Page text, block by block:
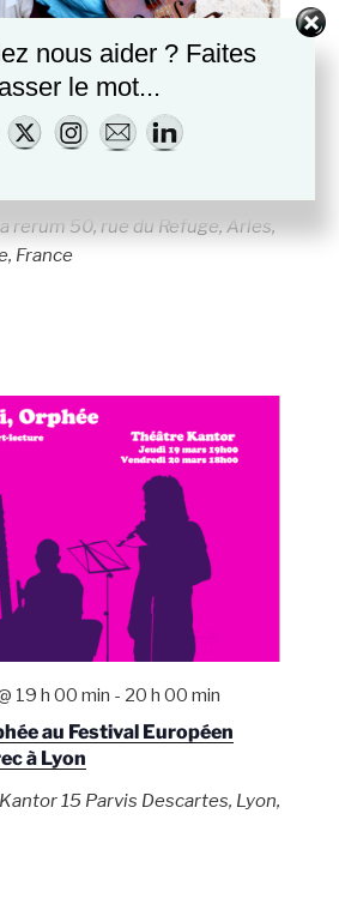
Parallèle – Dernier concert
2025 @ 20 h 30 min
rerum 50, rue du Refuge, Arles,
France
au Festival Européen
à Lyon
19 h 00 min - 20 h 00 min
15 Parvis Descartes, Lyon,
nous aider ? Faites
le mot...